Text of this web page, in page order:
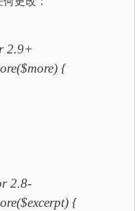
2.9+
{
2.8-
{